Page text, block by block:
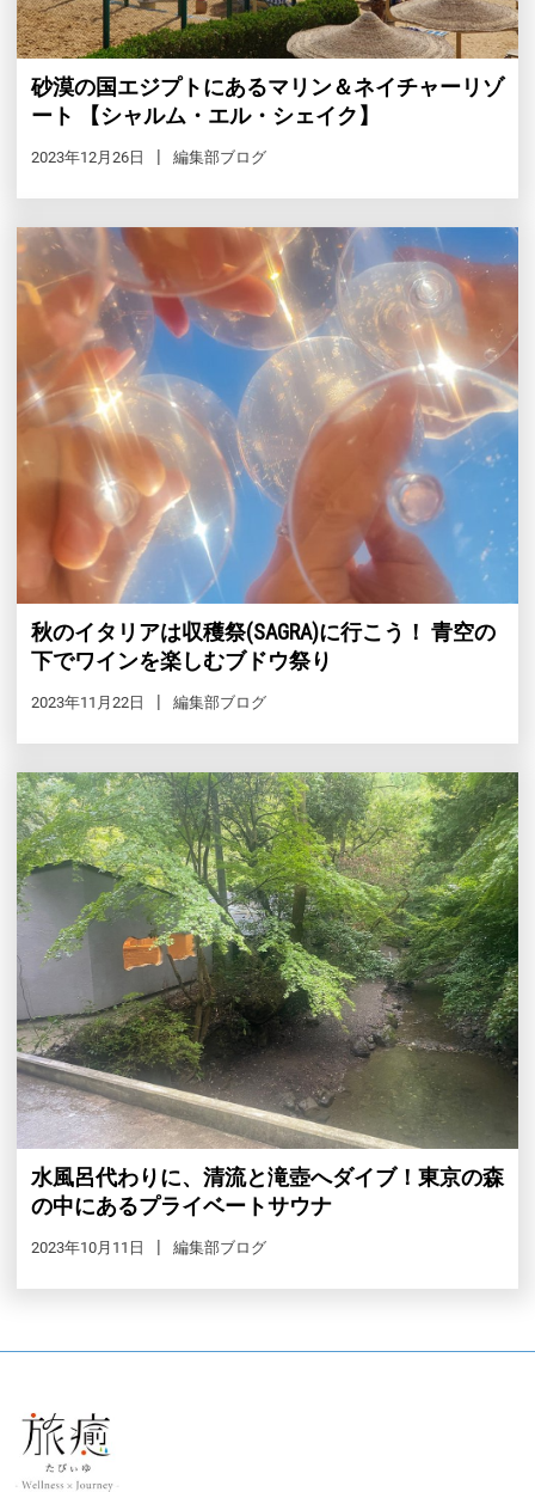
砂漠の国エジプトにあるマリン＆ネイチャーリゾ
ート 【シャルム・エル・シェイク】
2023年12月26日 編集部ブログ
秋のイタリアは収穫祭(SAGRA)に行こう！ 青空の
下でワインを楽しむブドウ祭り
2023年11月22日 編集部ブログ
水風呂代わりに、清流と滝壺へダイブ！東京の森
の中にあるプライベートサウナ
2023年10月11日 編集部ブログ